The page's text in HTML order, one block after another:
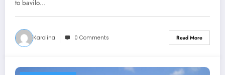
to bavilo…
Karolína 0 Comments Read More